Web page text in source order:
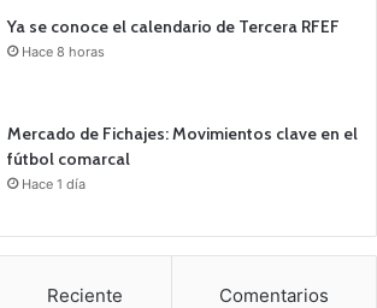
Ya se conoce el calendario de Tercera RFEF
Hace 8 horas
Mercado de Fichajes: Movimientos clave en el
fútbol comarcal
Hace 1 día
Reciente Comentarios